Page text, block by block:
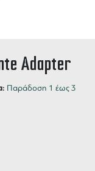
Adapter
Παράδοση 1 έως 3